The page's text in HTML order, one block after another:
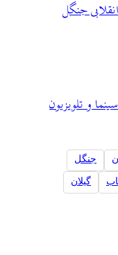
جنگل
و تلویزیون
جنگل
گیلان